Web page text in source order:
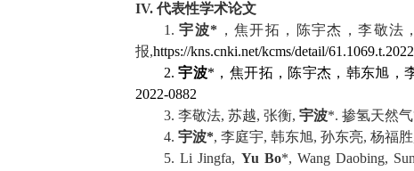
IV. 代表性学术论文
1.宇波* ，焦开拓，陈宇杰，李敬
报,https://kns.cnki.net/kcms/detail/
2.宇波* ，焦开拓，陈宇杰，韩东旭，
2022-0882
3. 李敬法, 苏越, 张衡, 宇波*. 掺氢天然
4. 宇波*, 李庭宇, 韩东旭, 孙东亮, 杨福胜
5. Li Jingfa, Yu Bo*, Wang Daobing,